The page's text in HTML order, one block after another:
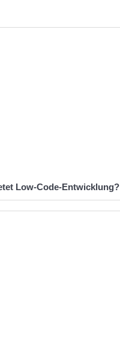
Low-Code-Entwicklung?